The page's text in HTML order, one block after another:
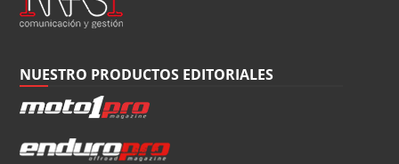
NUESTRO PRODUCTOS EDITORIALES